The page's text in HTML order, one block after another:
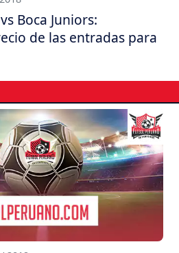
Boca Juniors:
de las entradas para